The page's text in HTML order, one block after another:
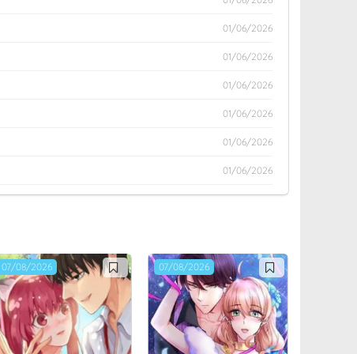
01/06/2026
01/06/2026
01/06/2026
01/06/2026
01/06/2026
01/06/2026
01/06/2026
17/05/2026
17/05/2026
17/05/2026
17/05/2026
07/08/2026 07/08/2026